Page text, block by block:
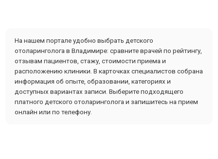
На нашем портале удобно выбрать детского
отоларинголога в Владимире: сравните врачей по рейтингу,
отзывам пациентов, стажу, стоимости приема и
расположению клиники. В карточках специалистов собрана
информация об опыте, образовании, категориях и
доступных вариантах записи. Выберите подходящего
платного детского отоларинголога и запишитесь на прием
онлайн или по телефону.